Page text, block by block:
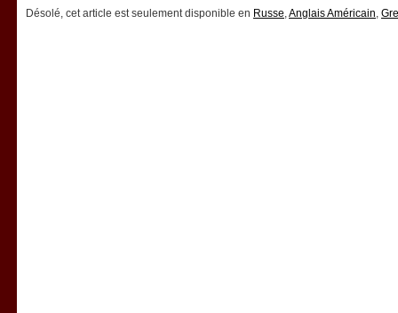
Désolé, cet article est seulement disponible en Russe,Anglais Américain,